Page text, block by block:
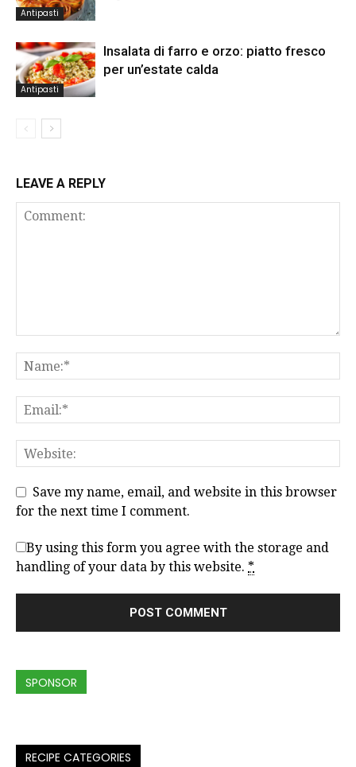
Antipasti
Antipasti
Insalata di farro e orzo: piatto fresco
per un’estate calda
LEAVE A REPLY
Save my name, email, and website in this browser
for the next time I comment.
By using this form you agree with the storage and
handling of your data by this website. *
SPONSOR
RECIPE CATEGORIES